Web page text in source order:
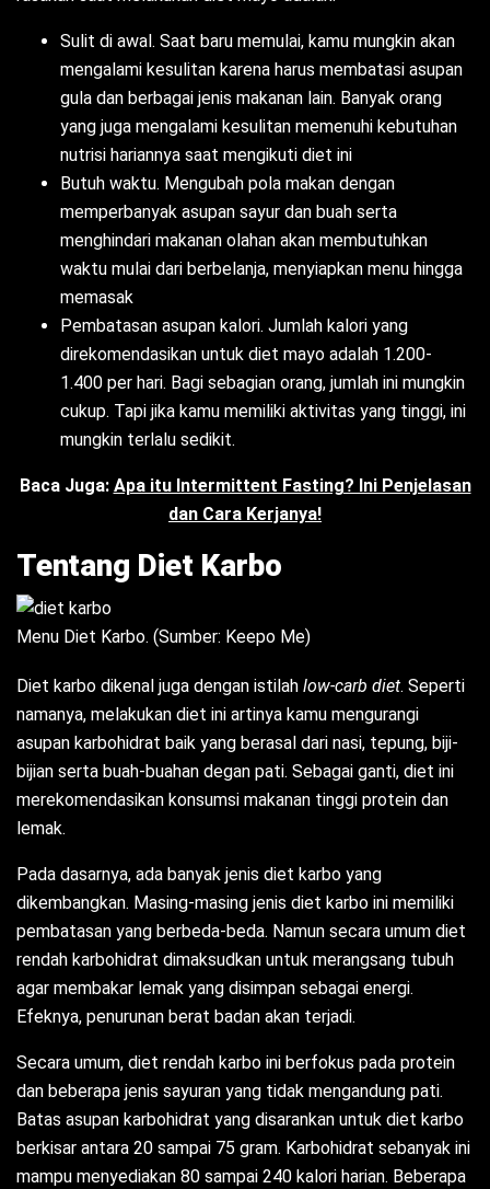
Sulit di awal. Saat baru memulai, kamu mungkin akan
mengalami kesulitan karena harus membatasi asupan
gula dan berbagai jenis makanan lain. Banyak orang
yang juga mengalami kesulitan memenuhi kebutuhan
nutrisi hariannya saat mengikuti diet ini
Butuh waktu. Mengubah pola makan dengan
memperbanyak asupan sayur dan buah serta
menghindari makanan olahan akan membutuhkan
waktu mulai dari berbelanja, menyiapkan menu hingga
memasak
Pembatasan asupan kalori. Jumlah kalori yang
direkomendasikan untuk diet mayo adalah 1.200-
1.400 per hari. Bagi sebagian orang, jumlah ini mungkin
cukup. Tapi jika kamu memiliki aktivitas yang tinggi, ini
mungkin terlalu sedikit.
Baca Juga: Apa itu Intermittent Fasting? Ini Penjelasan
dan Cara Kerjanya!
Tentang Diet Karbo
Menu Diet Karbo. (Sumber: Keepo Me)
Diet karbo dikenal juga dengan istilah low-carb diet. Seperti
namanya, melakukan diet ini artinya kamu mengurangi
asupan karbohidrat baik yang berasal dari nasi, tepung, biji-
bijian serta buah-buahan degan pati. Sebagai ganti, diet ini
merekomendasikan konsumsi makanan tinggi protein dan
lemak.
Pada dasarnya, ada banyak jenis diet karbo yang
dikembangkan. Masing-masing jenis diet karbo ini memiliki
pembatasan yang berbeda-beda. Namun secara umum diet
rendah karbohidrat dimaksudkan untuk merangsang tubuh
agar membakar lemak yang disimpan sebagai energi.
Efeknya, penurunan berat badan akan terjadi.
Secara umum, diet rendah karbo ini berfokus pada protein
dan beberapa jenis sayuran yang tidak mengandung pati.
Batas asupan karbohidrat yang disarankan untuk diet karbo
berkisar antara 20 sampai 75 gram. Karbohidrat sebanyak ini
mampu menyediakan 80 sampai 240 kalori harian. Beberapa